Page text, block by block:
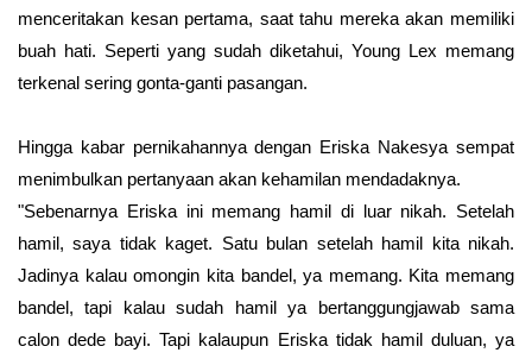
menceritakan kesan pertama, saat tahu mereka akan memiliki
buah hati. Seperti yang sudah diketahui, Young Lex memang
terkenal sering gonta-ganti pasangan.
Hingga kabar pernikahannya dengan Eriska Nakesya sempat
menimbulkan pertanyaan akan kehamilan mendadaknya.
"Sebenarnya Eriska ini memang hamil di luar nikah. Setelah
hamil, saya tidak kaget. Satu bulan setelah hamil kita nikah.
Jadinya kalau omongin kita bandel, ya memang. Kita memang
bandel, tapi kalau sudah hamil ya bertanggungjawab sama
calon dede bayi. Tapi kalaupun Eriska tidak hamil duluan, ya